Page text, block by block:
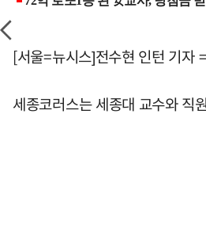
[서울=뉴시스]전수현 인턴 기
세종코러스는 세종대 교수와 직